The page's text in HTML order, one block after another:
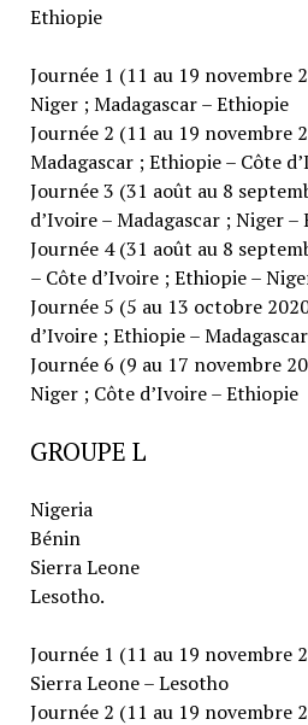
Ethiopie
Journée 1 (11 au 19 novembre
Niger ; Madagascar – Ethiopie
Journée 2 (11 au 19 novembre
Madagascar ; Ethiopie – Côte
Journée 3 (31 août au 8
d’Ivoire – Madagascar ; Niger –
Journée 4 (31 août au 8
– Côte d’Ivoire ; Ethiopie –
Journée 5 (5 au 13 octobre
d’Ivoire ; Ethiopie – Madagascar
Journée 6 (9 au 17 novembre
Niger ; Côte d’Ivoire – Ethiopie
GROUPE L
Nigeria
Bénin
Sierra Leone
Lesotho.
Journée 1 (11 au 19 novembre
Sierra Leone – Lesotho
Journée 2 (11 au 19 novembre